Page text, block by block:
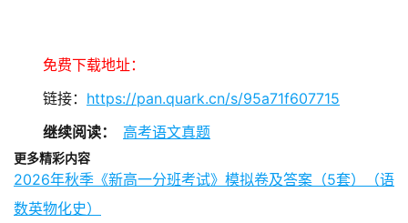
免费下载地址：
链接： https://pan.quark.cn/s/95a71f607715
继续阅读：
高考语文真题
更多精彩内容
2026年秋季《新高一分班考试》模拟卷及答案（5套）（语
数英物化史）